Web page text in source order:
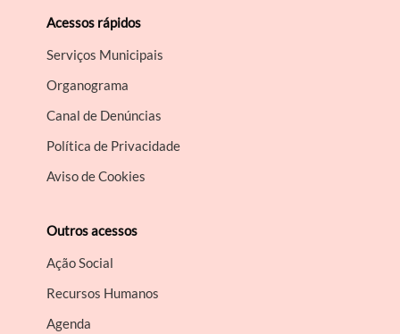
Acessos rápidos
Serviços Municipais
Organograma
Canal de Denúncias
Política de Privacidade
Aviso de Cookies
Outros acessos
Ação Social
Recursos Humanos
Agenda